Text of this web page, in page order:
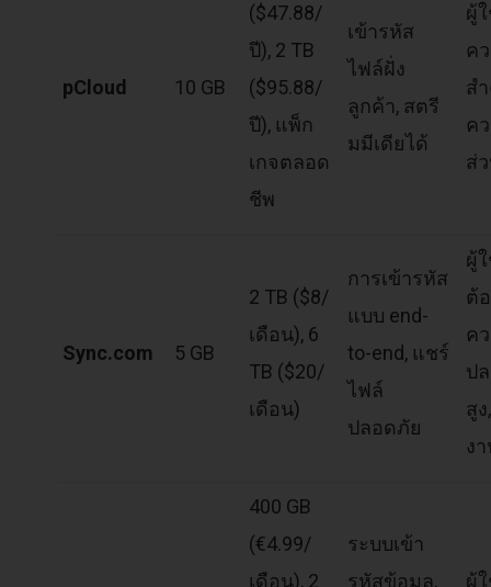
pCloud 10 GB
($47.88/
ปี), 2 TB
($95.88/
ปี), แพ็ก
เกจตลอด
ชีพ
เข้ารหัส
ไฟล์ฝั่ง
ลูกค้า, สตรี
มมีเดียได้
ผู้
ค
ส
ค
ส่
Sync.com 5 GB
2 TB ($8/
เดือน), 6
TB ($20/
เดือน)
การเข้ารหัส
แบบ end-
to-end, แชร์
ไฟล์
ปลอดภัย
ผู้
ต้
ค
ป
สู
ง
400 GB
(€4.99/
เดือน), 2
ระบบเข้า
รหัสข้อมูล,
ผู้